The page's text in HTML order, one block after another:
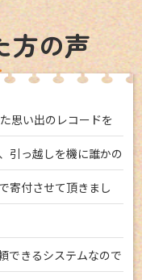
方の声
思い出のレコードを
引っ越しを機に誰かの
寄付させて頂きまし
できるシステムなので